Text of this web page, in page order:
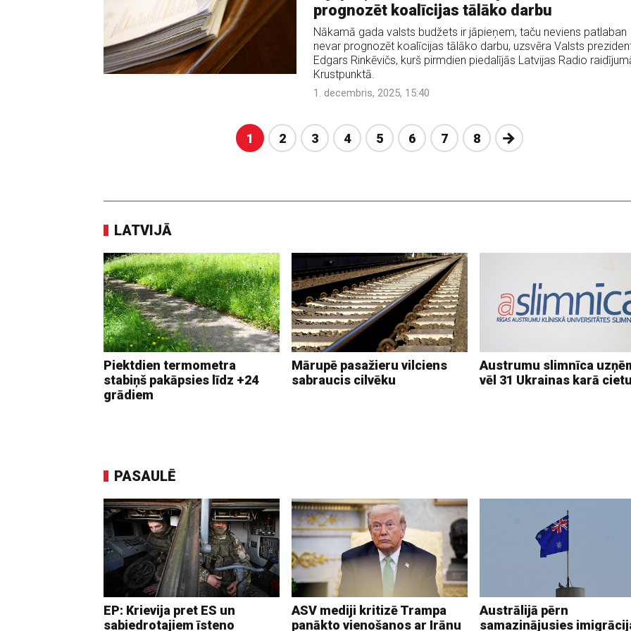
prognozēt koalīcijas tālāko darbu
Nākamā gada valsts budžets ir jāpieņem, taču neviens patlaban
nevar prognozēt koalīcijas tālāko darbu, uzsvēra Valsts
Edgars Rinkēvičs, kurš pirmdien piedalījās Latvijas Radio
Krustpunktā.
1. decembris, 2025, 15:40
1 2 3 4 5 6 7 8 Nākošā
LATVIJĀ
Piektdien termometra
stabiņš pakāpsies līdz +24
grādiem
Mārupē pasažieru vilciens
sabraucis cilvēku
Austrumu slimnīca
vēl 31 Ukrainas karā
PASAULĒ
EP: Krievija pret ES un
sabiedrotajiem īsteno
ASV mediji kritizē Trampa
panākto vienošanos ar Irānu
Austrālijā pērn
samazinājusies